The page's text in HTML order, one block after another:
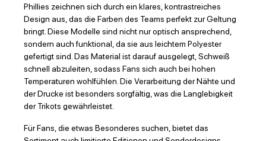
Phillies zeichnen sich durch ein klares, kontrastreiches
Design aus, das die Farben des Teams perfekt zur Geltung
bringt. Diese Modelle sind nicht nur optisch ansprechend,
sondern auch funktional, da sie aus leichtem Polyester
gefertigt sind. Das Material ist darauf ausgelegt, Schweiß
schnell abzuleiten, sodass Fans sich auch bei hohen
Temperaturen wohlfühlen. Die Verarbeitung der Nähte und
der Drucke ist besonders sorgfältig, was die Langlebigkeit
der Trikots gewährleistet.
Für Fans, die etwas Besonderes suchen, bietet das